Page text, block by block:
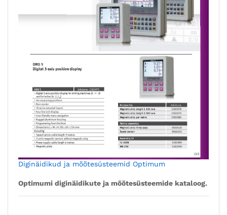
Diginäidikud ja mõõtesüsteemid Optimum
Optimumi diginäidikute ja mõõtesüsteemide kataloog.